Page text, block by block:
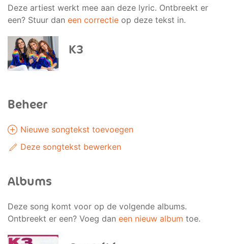
Deze artiest werkt mee aan deze lyric. Ontbreekt er
een? Stuur dan een correctie op deze tekst in.
K3
Beheer
Nieuwe songtekst toevoegen
Deze songtekst bewerken
Albums
Deze song komt voor op de volgende albums.
Ontbreekt er een? Voeg dan een nieuw album toe.